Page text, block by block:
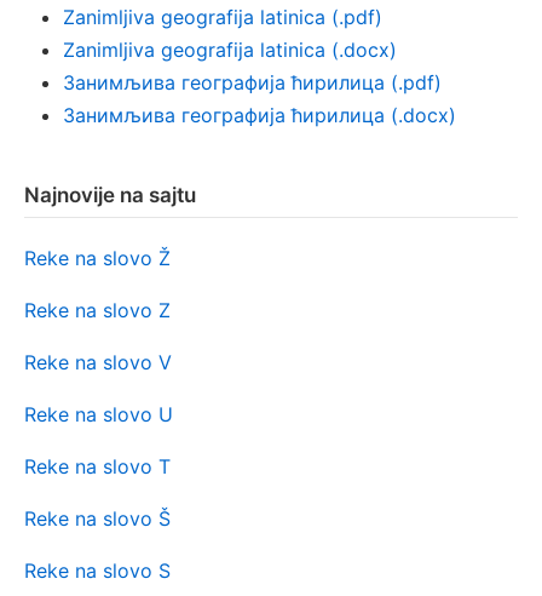
Zanimljiva geografija latinica (.pdf)
Zanimljiva geografija latinica (.docx)
Занимљива географија ћирилица (.pdf)
Занимљива географија ћирилица (.docx)
Najnovije na sajtu
Reke na slovo Ž
Reke na slovo Z
Reke na slovo V
Reke na slovo U
Reke na slovo T
Reke na slovo Š
Reke na slovo S